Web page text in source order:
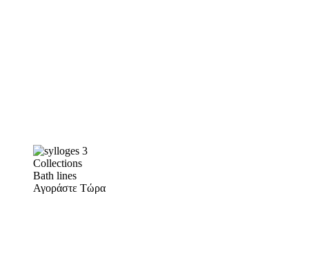
Collections
Bath lines
Αγοράστε Τώρα